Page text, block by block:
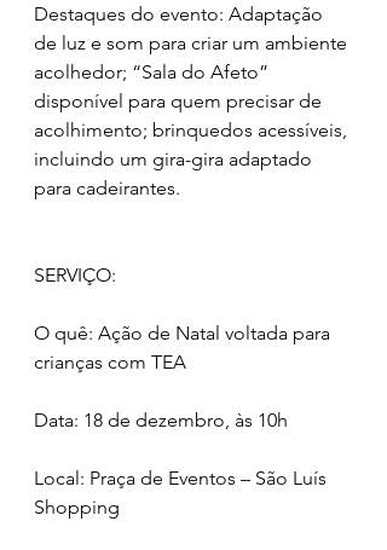
Destaques do evento: Adaptação
de luz e som para criar um ambiente
acolhedor; “Sala do Afeto”
disponível para quem precisar de
acolhimento; brinquedos acessíveis,
incluindo um gira-gira adaptado
para cadeirantes.
SERVIÇO:
O quê: Ação de Natal voltada para
crianças com TEA
Data: 18 de dezembro, às 10h
Local: Praça de Eventos – São Luís
Shopping